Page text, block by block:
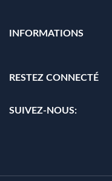
INFORMATIONS
RESTEZ CONNECTÉ
SUIVEZ-NOUS: